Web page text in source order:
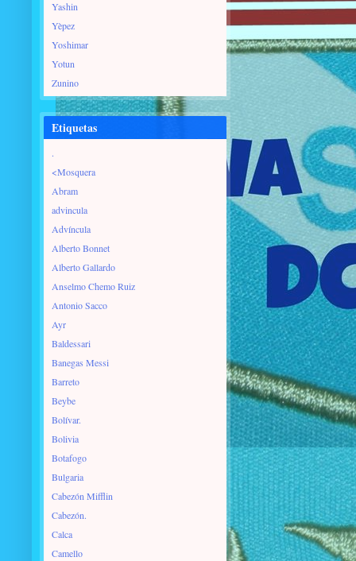
Yashin
Yèpez
Yoshimar
Yotun
Zunino
Etiquetas
.
<Mosquera
Abram
advincula
Advíncula
Alberto Bonnet
Alberto Gallardo
Anselmo Chemo Ruiz
Antonio Sacco
Ayr
Baldessari
Banegas Messi
Barreto
Beybe
Bolívar.
Bolivia
Botafogo
Bulgaria
Cabezón Mifflin
Cabezón.
Calca
Camello